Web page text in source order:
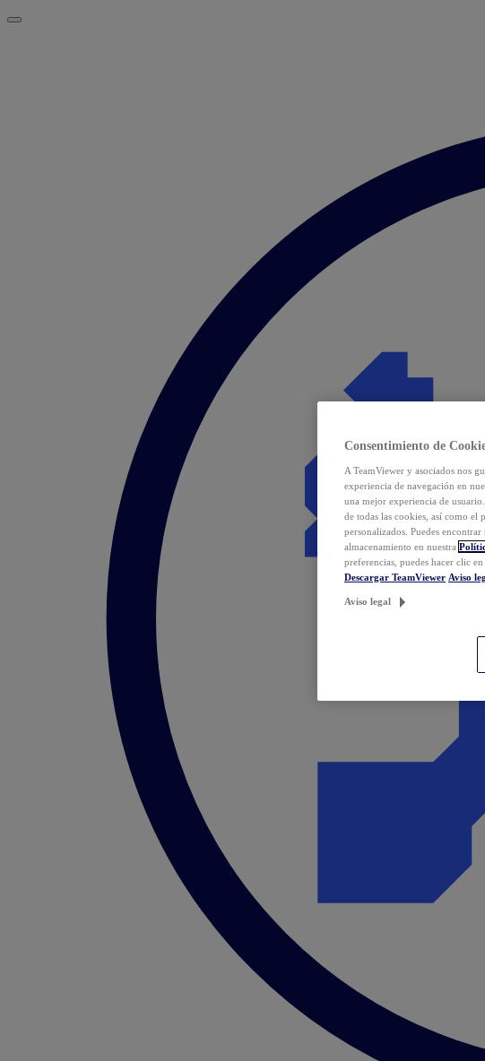
Consentimiento de
A TeamViewer y asociados nos
experiencia de navegación en
una mejor experiencia de
de todas las cookies, así como el
personalizados. Puedes
almacenamiento en nuestra
preferencias, puedes hacer clic en
Descargar TeamViewer Aviso
Aviso legal